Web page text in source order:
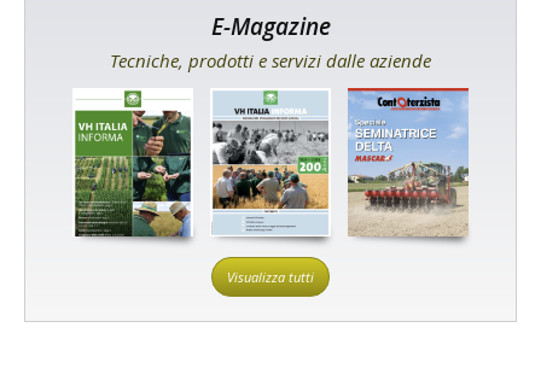
E-Magazine
Tecniche, prodotti e servizi dalle aziende
Visualizza tutti